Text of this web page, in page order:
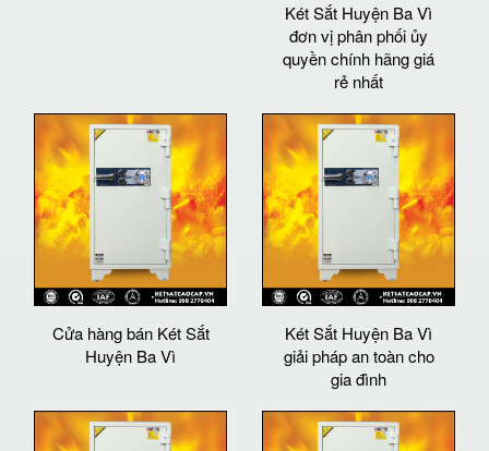
Két Sắt Huyện Ba Vì
đơn vị phân phối ủy
quyền chính hãng giá
rẻ nhất
Cửa hàng bán Két Sắt
Huyện Ba Vì
Két Sắt Huyện Ba Vì
giải pháp an toàn cho
gia đình